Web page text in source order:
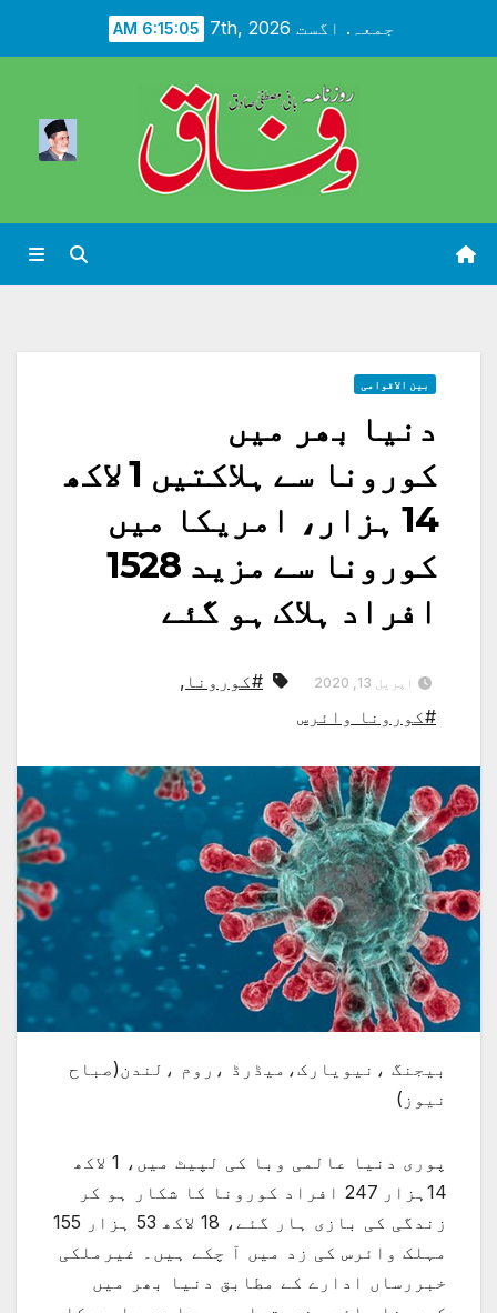
جمعہ. اگست 7th, 2026 6:15:07 AM
بین الاقوامی
دنیا بھر میں
کورونا سے ہلاکتیں 1 لاکھ
14 ہزار، امریکا میں
کورونا سے مزید 1528
افراد ہلاک ہو گئے
اپریل 13, 2020 #کورونا ,
#کورونا وائرس
بیجنگ ،نیویارک،میڈرڈ ،روم ،لندن(صباح
نیوز)
پوری دنیا عالمی وبا کی لپیٹ میں، 1 لاکھ
14ہزار 247 افراد کورونا کا شکار ہو کر
زندگی کی بازی ہار گئے، 18 لاکھ 53 ہزار 155
مہلک وائرس کی زد میں آ چکے ہیں۔ غیرملکی
خبررساں ادارے کے مطابق دنیا بھر میں